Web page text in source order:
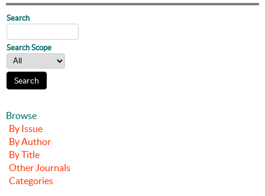
Search
Search Scope
Browse
By Issue
By Author
By Title
Other Journals
Categories